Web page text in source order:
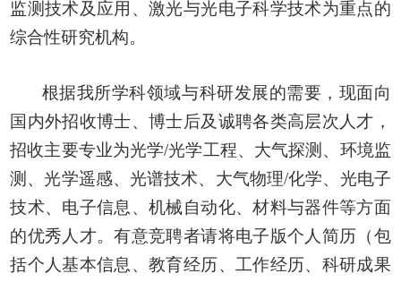
监测技术及应用、激光与光电子科学技术为重点的
综合性研究机构。
根据我所学科领域与科研发展的需要，现面向
国内外招收博士、博士后及诚聘各类高层次人才，
招收主要专业为光学/光学工程、大气探测、环境监
测、光学遥感、光谱技术、大气物理/化学、光电子
技术、电子信息、机械自动化、材料与器件等方面
的优秀人才。有意竞聘者请将电子版个人简历（包
括个人基本信息、教育经历、工作经历、科研成果